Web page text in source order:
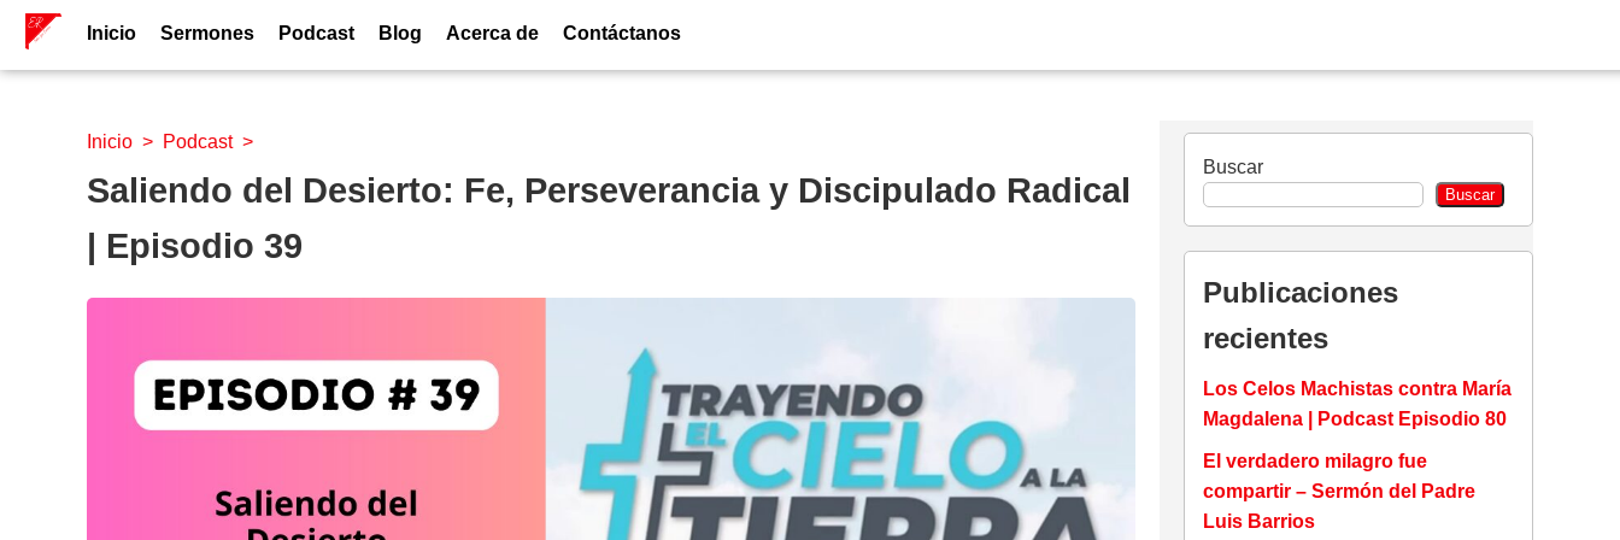
Inicio Sermones Podcast Blog Acerca de Contáctanos
Inicio > Podcast>
Saliendo del Desierto: Fe, Perseverancia y Discipulado Radical
| Episodio 39
Buscar
Buscar
Publicaciones
recientes
Los Celos Machistas contra María
Magdalena | Podcast Episodio 80
El verdadero milagro fue
compartir – Sermón del Padre
Luis Barrios